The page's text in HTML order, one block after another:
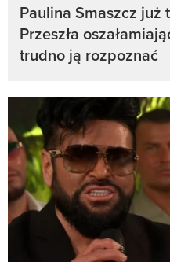
Paulina Smaszcz
Przeszła
trudno ją rozpoznać